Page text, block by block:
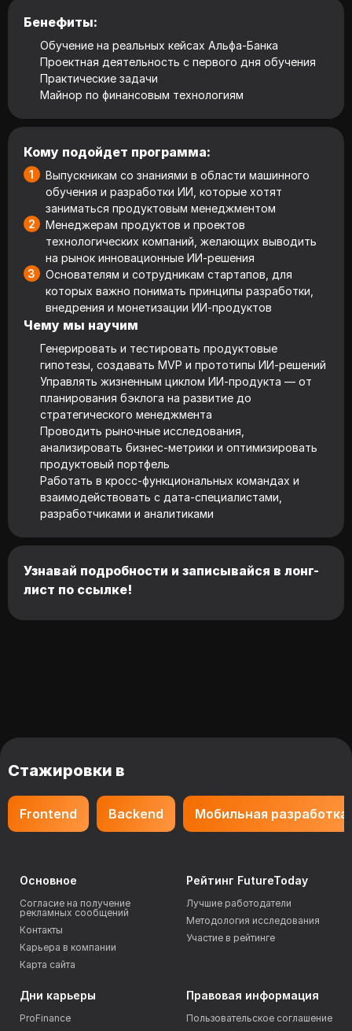
Бенефиты:
Обучение на реальных кейсах Альфа‑Банка
Проектная деятельность с первого дня обучения
Практические задачи
Майнор по финансовым технологиям
Кому подойдет программа:
Выпускникам со знаниями в области машинного
обучения и разработки ИИ, которые хотят
заниматься продуктовым менеджментом
Менеджерам продуктов и проектов
технологических компаний, желающих выводить
на рынок инновационные ИИ‑решения
Основателям и сотрудникам стартапов, для
которых важно понимать принципы разработки,
внедрения и монетизации ИИ‑продуктов
Чему мы научим
Генерировать и тестировать продуктовые
гипотезы, создавать MVP и прототипы ИИ‑решений
Управлять жизненным циклом ИИ‑продукта — от
планирования бэклога на развитие до
стратегического менеджмента
Проводить рыночные исследования,
анализировать бизнес‑метрики и оптимизировать
продуктовый портфель
Работать в кросс‑функциональных командах и
взаимодействовать с дата-специалистами,
разработчиками и аналитиками
Узнавай подробности и записывайся в лонг-
лист по ссылке!
Стажировки в
Frontend Backend Мобильная разработка
Основное
Согласие на получение
рекламных сообщений
Контакты
Карьера в компании
Карта сайта
Рейтинг FutureToday
Лучшие работодатели
Методология исследования
Участие в рейтинге
Дни карьеры
ProFinance
Правовая информация
Пользовательское соглашение